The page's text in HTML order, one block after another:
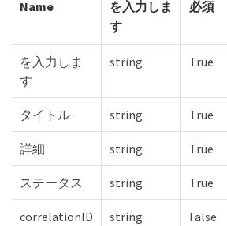
Name
を入力しま
す
必須
を入力しま
す
string True
タイトル string True
詳細 string True
ステータス string True
correlationID string False